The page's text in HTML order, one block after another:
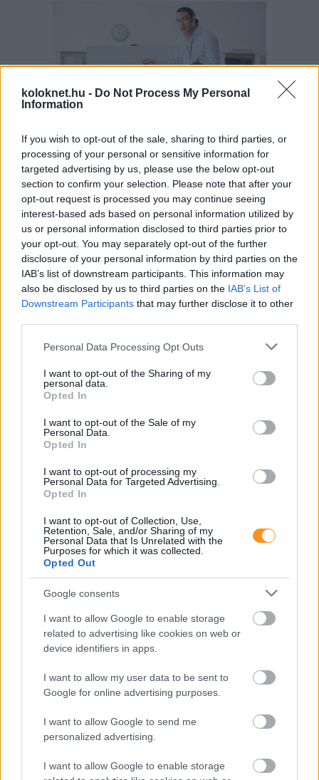
koloknet.hu - Do Not Process My Personal
Information
If you wish to opt-out of the sale, sharing to third parties, or
processing of your personal or sensitive information for
targeted advertising by us, please use the below opt-out
section to confirm your selection. Please note that after your
opt-out request is processed you may continue seeing
interest-based ads based on personal information utilized by
us or personal information disclosed to third parties prior to
your opt-out. You may separately opt-out of the further
disclosure of your personal information by third parties on the
IAB’s list of downstream participants. This information may
also be disclosed by us to third parties on the IAB’s List of
Downstream Participants that may further disclose it to other
Please note that this website/app uses one or more Google
not limited to your visit or usage behaviour. You may click to
grant or deny consent to Google and its third-party tags to
use your data for below specified purposes in below Google
consent section.
Personal Data Processing Opt Outs
I want to opt-out of the Sharing of my
personal data.
Opted In
I want to opt-out of the Sale of my
Personal Data.
Opted In
I want to opt-out of processing my
Personal Data for Targeted Advertising.
Opted In
I want to opt-out of Collection, Use,
Retention, Sale, and/or Sharing of my
Personal Data that Is Unrelated with the
Purposes for which it was collected.
Opted Out
Google consents
I want to allow Google to enable storage
related to advertising like cookies on web or
device identifiers in apps.
I want to allow my user data to be sent to
Google for online advertising purposes.
I want to allow Google to send me
personalized advertising.
I want to allow Google to enable storage
A szülők sokfélék, de abban legtöbben
egyetértenek: nem szeretnék, ha a tanár kiabálna
gyermekükkel az iskolában. Ám ha egy
pedagógusnak egyszerre több, mint húsz
gyermeket kell fegyelmeznie, segítség és korszerű
módszertani eszköztár nélkül könnyen
eszköztelennek érezheti magát, ennek pedig
gyakran a kiabálás a következménye.
Erre (is) kínál megoldást aPozitív Fegyelmezés az
iskolábanmódszertana, amelyet az elmúlt két
évben egy Erasmus+ partnerségi projekt keretében
próbáltak ki hat európai ország iskoláiban, a makói
Szignum Iskolavezetésével.
Pelusos gyerek az oviban: Minden
óvodának biztosítania kell a
pelenkás gyerekek fogadását?
Minden esetben kötelessége-e az óvodának
pelenkás gyermeket fogadni? Milyen higiénés
szabályokat kötelező betartani a pelenkázó
helyiségben? Mi a helyzet az sni-s pelenkás
odafigyelést igényelnek. Utánajártunk.
Folyton öntöget, gyúr és tapicskol?
10 szenzoros játék, amit imádni